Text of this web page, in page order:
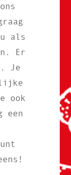
als
Er
Je
ook
een